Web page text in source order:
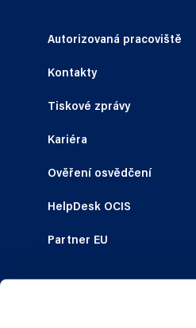
Autorizovaná pracoviště
Kontakty
Tiskové zprávy
Kariéra
Ověření osvědčení
HelpDesk OCIS
Partner EU